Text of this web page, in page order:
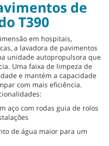
de
T390
em hospitais,
a lavadora de pavimentos
unidade autopropulsora que
Uma faixa de limpeza de
e mantém a capacidade
com mais eficiência.
aço com rodas guia de rolos
de água maior para um